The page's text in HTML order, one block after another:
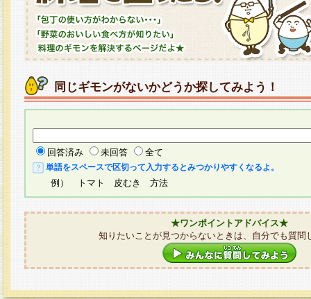
同じギモンがないかどうか探してみよう！
回答済み 未回答 全て
単語をスペースで区切って入力するとみつかりやすくなるよ。
例） トマト 皮むき 方法
★ワンポイントアドバイス★
知りたいことが見つからないときは、自分でも質問